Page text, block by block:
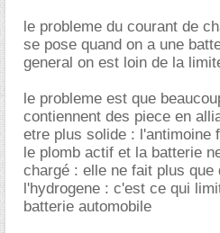
le probleme du courant de
se pose quand on a une
general on est loin de la
le probleme est que
contiennent des piece en
etre plus solide : l'antimoine
le plomb actif et la batterie
chargé : elle ne fait plus que
l'hydrogene : c'est ce qui
batterie automobile